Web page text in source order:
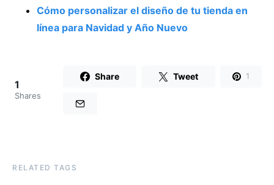
Cómo personalizar el diseño de tu tienda en
línea para Navidad y Año Nuevo
1
Shares
Share Tweet 1
RELATED TAGS